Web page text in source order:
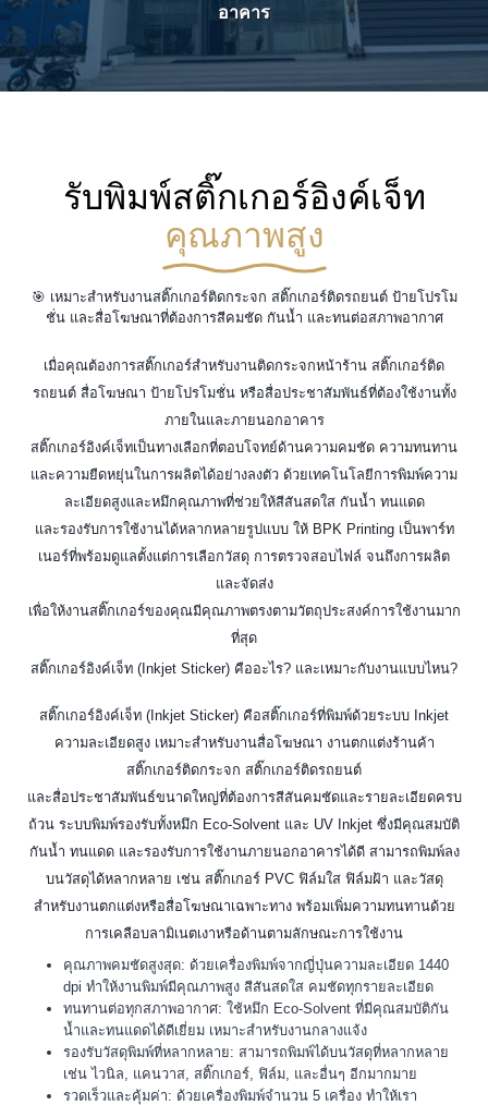
อาคาร
รับพิมพ์สติ๊กเกอร์อิงค์เจ็ท
คุณภาพสูง
🎯 เหมาะสำหรับงานสติ๊กเกอร์ติดกระจก สติ๊กเกอร์ติดรถยนต์ ป้ายโปรโม
ชั่น และสื่อโฆษณาที่ต้องการสีคมชัด กันน้ำ และทนต่อสภาพอากาศ
เมื่อคุณต้องการสติ๊กเกอร์สำหรับงานติดกระจกหน้าร้าน สติ๊กเกอร์ติด
รถยนต์ สื่อโฆษณา ป้ายโปรโมชั่น หรือสื่อประชาสัมพันธ์ที่ต้องใช้งานทั้ง
ภายในและภายนอกอาคาร
สติ๊กเกอร์อิงค์เจ็ทเป็นทางเลือกที่ตอบโจทย์ด้านความคมชัด ความทนทาน
และความยืดหยุ่นในการผลิตได้อย่างลงตัว ด้วยเทคโนโลยีการพิมพ์ความ
ละเอียดสูงและหมึกคุณภาพที่ช่วยให้สีสันสดใส กันน้ำ ทนแดด
และรองรับการใช้งานได้หลากหลายรูปแบบ ให้ BPK Printing เป็นพาร์ท
เนอร์ที่พร้อมดูแลตั้งแต่การเลือกวัสดุ การตรวจสอบไฟล์ จนถึงการผลิต
และจัดส่ง
เพื่อให้งานสติ๊กเกอร์ของคุณมีคุณภาพตรงตามวัตถุประสงค์การใช้งานมาก
ที่สุด
สติ๊กเกอร์อิงค์เจ็ท (Inkjet Sticker) คืออะไร? และเหมาะกับงานแบบไหน?
สติ๊กเกอร์อิงค์เจ็ท (Inkjet Sticker) คือสติ๊กเกอร์ที่พิมพ์ด้วยระบบ Inkjet
ความละเอียดสูง เหมาะสำหรับงานสื่อโฆษณา งานตกแต่งร้านค้า
สติ๊กเกอร์ติดกระจก สติ๊กเกอร์ติดรถยนต์
และสื่อประชาสัมพันธ์ขนาดใหญ่ที่ต้องการสีสันคมชัดและรายละเอียดครบ
ถ้วน ระบบพิมพ์รองรับทั้งหมึก Eco-Solvent และ UV Inkjet ซึ่งมีคุณสมบัติ
กันน้ำ ทนแดด และรองรับการใช้งานภายนอกอาคารได้ดี สามารถพิมพ์ลง
บนวัสดุได้หลากหลาย เช่น สติ๊กเกอร์ PVC ฟิล์มใส ฟิล์มฝ้า และวัสดุ
สำหรับงานตกแต่งหรือสื่อโฆษณาเฉพาะทาง พร้อมเพิ่มความทนทานด้วย
การเคลือบลามิเนตเงาหรือด้านตามลักษณะการใช้งาน
คุณภาพคมชัดสูงสุด: ด้วยเครื่องพิมพ์จากญี่ปุ่นความละเอียด 1440
dpi ทำให้งานพิมพ์มีคุณภาพสูง สีสันสดใส คมชัดทุกรายละเอียด
ทนทานต่อทุกสภาพอากาศ: ใช้หมึก Eco-Solvent ที่มีคุณสมบัติกัน
น้ำและทนแดดได้ดีเยี่ยม เหมาะสำหรับงานกลางแจ้ง
รองรับวัสดุพิมพ์ที่หลากหลาย: สามารถพิมพ์ได้บนวัสดุที่หลากหลาย
เช่น ไวนิล, แคนวาส, สติ๊กเกอร์, ฟิล์ม, และอื่นๆ อีกมากมาย
รวดเร็วและคุ้มค่า: ด้วยเครื่องพิมพ์จำนวน 5 เครื่อง ทำให้เรา